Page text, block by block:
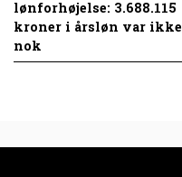
lønforhøjelse: 3.688.115
kroner i årsløn var ikke
nok